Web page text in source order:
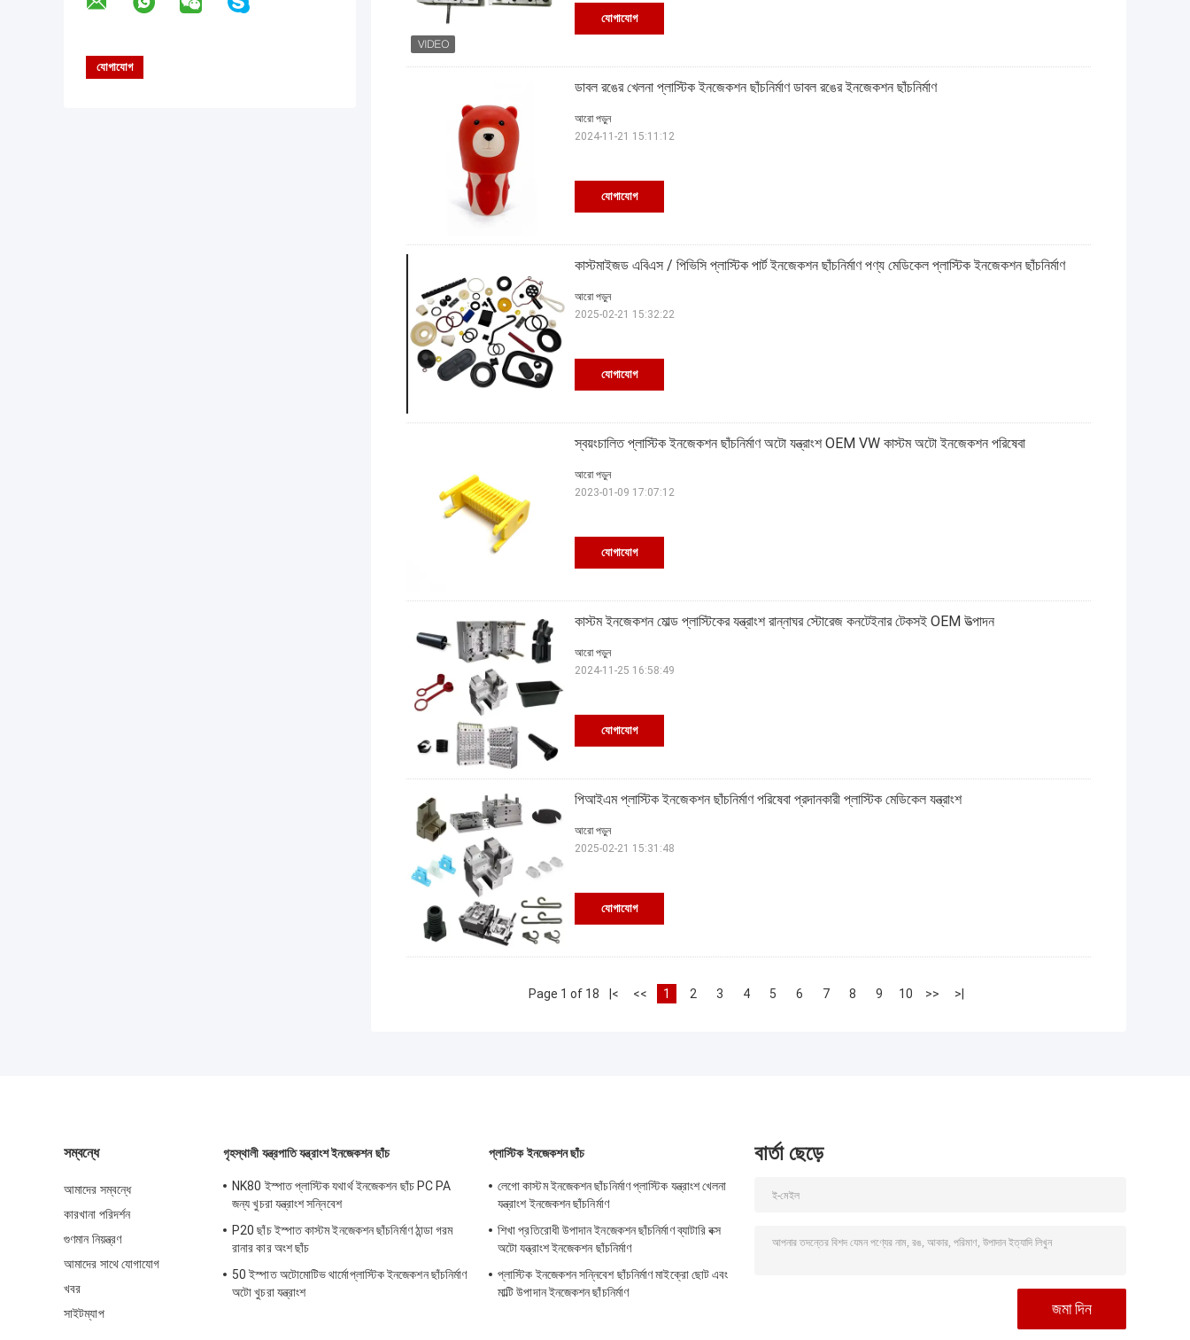
যোগাযোগ
ডাবল রঙের খেলনা প্লাস্টিক ইনজেকশন ছাঁচনির্মাণ ডাবল রঙের ইনজেকশন ছাঁচনির্মাণ
যোগাযোগ
আরো পড়ুন
2024-11-21 15:11:12
কাস্টমাইজড এবিএস / পিভিসি প্লাস্টিক পার্ট ইনজেকশন ছাঁচনির্মাণ পণ্য মেডিকেল প্লাস্টিক ইনজেকশন ছাঁচনির্মাণ
যোগাযোগ
আরো পড়ুন
2025-02-21 15:32:22
স্বয়ংচালিত প্লাস্টিক ইনজেকশন ছাঁচনির্মাণ অটো যন্ত্রাংশ OEM VW কাস্টম অটো ইনজেকশন পরিষেবা
যোগাযোগ
আরো পড়ুন
2023-01-09 17:07:12
কাস্টম ইনজেকশন মোল্ড প্লাস্টিকের যন্ত্রাংশ রান্নাঘর স্টোরেজ কনটেইনার টেকসই OEM উত্পাদন
যোগাযোগ
আরো পড়ুন
2024-11-25 16:58:49
পিআইএম প্লাস্টিক ইনজেকশন ছাঁচনির্মাণ পরিষেবা প্রদানকারী প্লাস্টিক মেডিকেল যন্ত্রাংশ
যোগাযোগ
আরো পড়ুন
2025-02-21 15:31:48
Page 1 of 18 |< << 1 2 3 4 5 6 7 8 9 10 >> >|
সম্বন্ধে
আমাদের সম্বন্ধে
কারখানা পরিদর্শন
গুণমান নিয়ন্ত্রণ
আমাদের সাথে যোগাযোগ
খবর
সাইটম্যাপ
গৃহস্থালী যন্ত্রপাতি যন্ত্রাংশ ইনজেকশন ছাঁচ
NK80 ইস্পাত প্লাস্টিক যথার্থ ইনজেকশন ছাঁচ PC PA
জন্য খুচরা যন্ত্রাংশ সন্নিবেশ
P20 ছাঁচ ইস্পাত কাস্টম ইনজেকশন ছাঁচনির্মাণ ঠান্ডা গরম
রানার কার অংশ ছাঁচ
50 ইস্পাত অটোমোটিভ থার্মোপ্লাস্টিক ইনজেকশন ছাঁচনির্মাণ
অটো খুচরা যন্ত্রাংশ
প্লাস্টিক ইনজেকশন ছাঁচ
লেগো কাস্টম ইনজেকশন ছাঁচনির্মাণ প্লাস্টিক যন্ত্রাংশ খেলনা
যন্ত্রাংশ ইনজেকশন ছাঁচনির্মাণ
শিখা প্রতিরোধী উপাদান ইনজেকশন ছাঁচনির্মাণ ব্যাটারি বক্স
অটো যন্ত্রাংশ ইনজেকশন ছাঁচনির্মাণ
প্লাস্টিক ইনজেকশন সন্নিবেশ ছাঁচনির্মাণ মাইক্রো ছোট এবং
মাল্টি উপাদান ইনজেকশন ছাঁচনির্মাণ
বার্তা ছেড়ে